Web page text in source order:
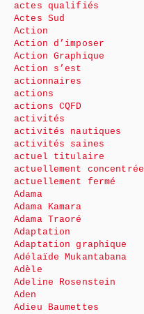
actes qualifiés
Actes Sud
Action
Action d’imposer
Action Graphique
Action s’est
actionnaires
actions
actions CQFD
activités
activités nautiques
activités saines
actuel titulaire
actuellement concentrée
actuellement fermé
Adama
Adama Kamara
Adama Traoré
Adaptation
Adaptation graphique
Adélaïde Mukantabana
Adèle
Adeline Rosenstein
Aden
Adieu Baumettes